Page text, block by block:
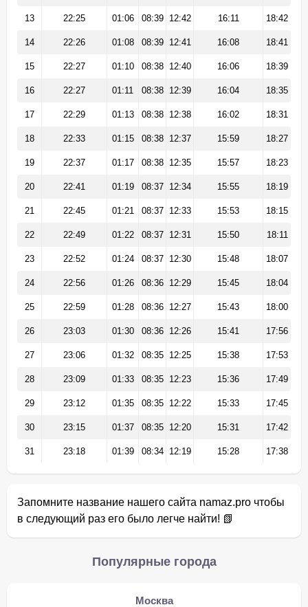
13 22:25 01:06 08:39 12:42 16:11 18:42
14 22:26 01:08 08:39 12:41 16:08 18:41
15 22:27 01:10 08:38 12:40 16:06 18:39
16 22:27 01:11 08:38 12:39 16:04 18:35
17 22:29 01:13 08:38 12:38 16:02 18:31
18 22:33 01:15 08:38 12:37 15:59 18:27
19 22:37 01:17 08:38 12:35 15:57 18:23
20 22:41 01:19 08:37 12:34 15:55 18:19
21 22:45 01:21 08:37 12:33 15:53 18:15
22 22:49 01:22 08:37 12:31 15:50 18:11
23 22:52 01:24 08:37 12:30 15:48 18:07
24 22:56 01:26 08:36 12:29 15:45 18:04
25 22:59 01:28 08:36 12:27 15:43 18:00
26 23:03 01:30 08:36 12:26 15:41 17:56
27 23:06 01:32 08:35 12:25 15:38 17:53
28 23:09 01:33 08:35 12:23 15:36 17:49
29 23:12 01:35 08:35 12:22 15:33 17:45
30 23:15 01:37 08:35 12:20 15:31 17:42
31 23:18 01:39 08:34 12:19 15:28 17:38
Запомните название нашего сайта namaz.pro чтобы
в следующий раз его было легче найти! 📗
Популярные города
Москва